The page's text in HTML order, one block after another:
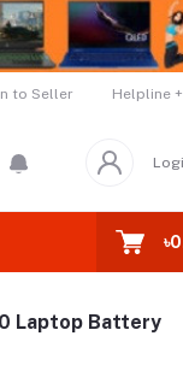
to Seller Helpline
Laptop Battery